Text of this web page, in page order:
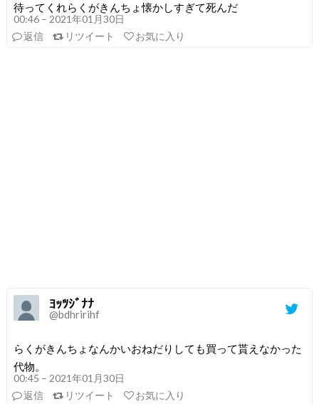
待ってくれらくがきんちょ懐かしすぎて死んだ
00:46 – 2021年01月30日
返信
リツイート お気に入り
ﾖｯﾂｼﾞﾅﾅ
@bdhririhf
らくがきんちょなんかいおねだりしても買って貰えなかった
代物。
00:45 – 2021年01月30日
返信
リツイート お気に入り